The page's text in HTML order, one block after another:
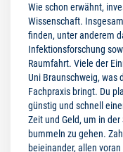
Wie schon erwähnt,
Wissenschaft.
finden, unter anderem
Infektionsforschung
Raumfahrt. Viele der
Uni Braunschweig, was
Fachpraxis bringt. Du
günstig und schnell
Zeit und Geld, um in
bummeln zu gehen.
beieinander, allen